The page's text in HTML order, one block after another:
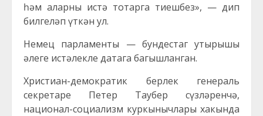
һәм аларны истә тотарга тиешбез», — дип
билгеләп үткән ул.
Немец парламенты — бундестаг утырышы
әлеге истәлекле датага багышланган.
Христиан-демократик берлек генераль
секретаре Петер Таубер сүзләренчә,
национал-социализм куркынычлары хакында